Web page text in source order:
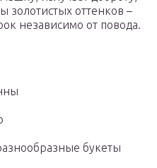
золотистых оттенков –
независимо от повода.
букеты